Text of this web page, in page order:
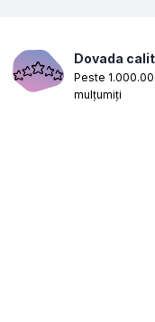
Dovada
Peste
mulțumiți